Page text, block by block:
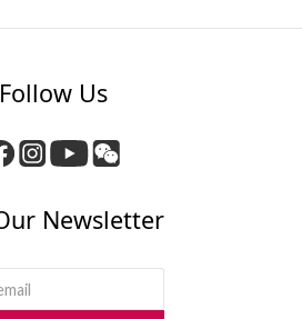
Follow Us
Newsletter